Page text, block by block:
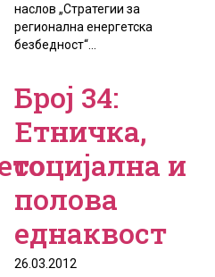
наслов „Стратегии за
регионална енергетска
безбедност“...
Број 34:
Етничка,
социјална и
полова
еднаквост
26.03.2012